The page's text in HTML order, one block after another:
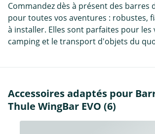
Commandez dès à présent des barres
pour toutes vos aventures : robustes,
à installer. Elles sont parfaites pour les
camping et le transport d'objets du
Accessoires adaptés pour
Thule WingBar EVO (6)